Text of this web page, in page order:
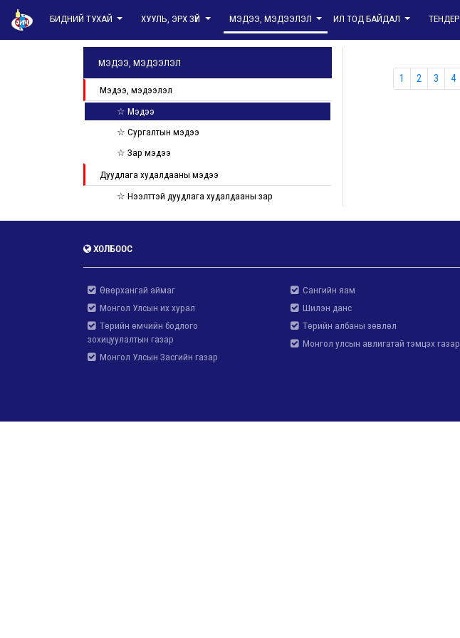
БИДНИЙ ТУХАЙ ХУУЛЬ, ЭРХ ЗҮЙ МЭДЭЭ, МЭДЭЭЛЭЛ ИЛ ТОД БАЙДАЛ ТЕНДЕР
МЭДЭЭ, МЭДЭЭЛЭЛ
Мэдээ, мэдээлэл
☆ Мэдээ
☆ Сургалтын мэдээ
☆ Зар мэдээ
Дуудлага худалдааны мэдээ
☆ Нээлттэй дуудлага худалдааны зар
1 2 3 4
ХОЛБООС
Өвөрхангай аймаг
Монгол Улсын их хурал
Төрийн өмчийн бодлого
зохицуулалтын газар
Монгол Улсын Засгийн газар
Сангийн яам
Шилэн данс
Төрийн албаны зөвлөл
Монгол улсын авлигатай тэмцэх газар